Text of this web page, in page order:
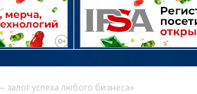
успеха любого бизнеса»